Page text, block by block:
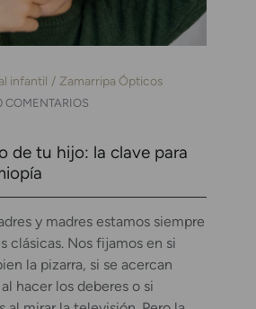
infantil Zamarripa Ópticos
COMENTARIOS
de tu hijo: la clave para
y madres estamos siempre
clásicas. Nos fijamos en si
la pizarra, si se acercan
hacer los deberes o si